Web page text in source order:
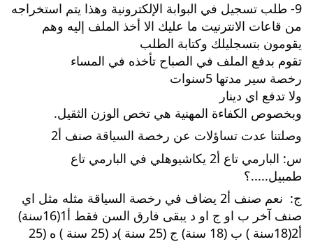
يقومون بتسجليلك وكتابة الطلب
تقوم بدفع الملف في الصباح تأخذه في المساء
رخصة سير مدتها 5سنوات
ولا تدفع اي دينار
وبخصوص الكفاءة المهنية هي تخص الوزن الثقيل.
وصلتنا عدت تساؤلات عن رخصة السياقة صنف أ2
س: البارمي تاع أ2 يكاشيوهلي في البارمي تاع
طمبيل.....؟